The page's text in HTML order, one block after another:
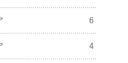
6
4